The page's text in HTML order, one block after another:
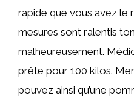
rapide que vous avez le
mesures sont ralentis
malheureusement.
prête pour 100 kilos.
pouvez ainsi qu’une